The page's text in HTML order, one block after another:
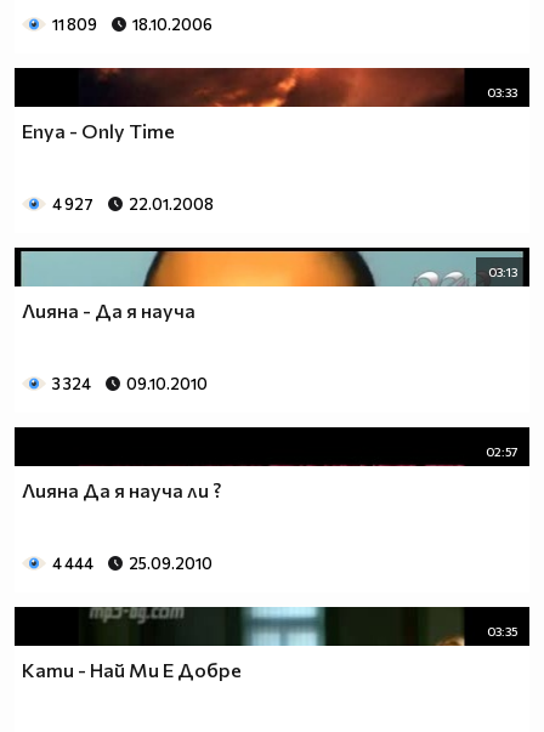
11 809 18.10.2006
03:33
Enya - Only Time
4 927 22.01.2008
03:13
Лияна - Да я науча
3 324 09.10.2010
02:57
Лияна Да я науча ли ?
4 444 25.09.2010
03:35
Кати - Най Ми Е Добре